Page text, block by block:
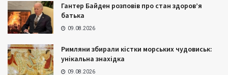
Гантер Байден розповів про стан здоров’я
батька
09.08.2026
Римляни збирали кістки морських чудовиськ:
унікальна знахідка
09.08.2026